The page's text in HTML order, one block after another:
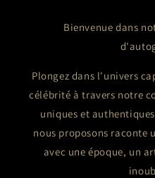
Bienvenue dans
Plongez dans l'univers
célébrité à travers notre
uniques et
nous proposons raconte
avec une époque, un